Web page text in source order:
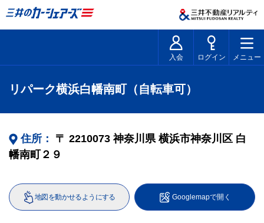
入会 ログイン メニュー
リパーク横浜白幡南町（自転車可）
住所： 〒 2210073 神奈川県 横浜市神奈川区 白
幡南町２９
地図を動かせるようにする Googlemapで開く